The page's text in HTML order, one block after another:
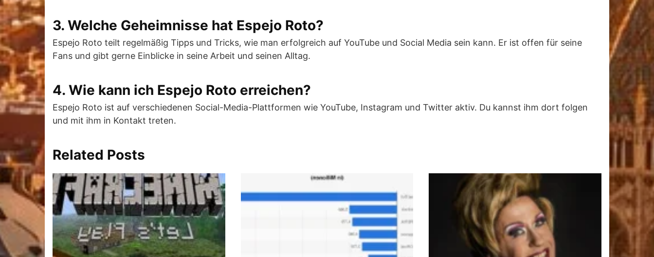
3. Welche Geheimnisse hat Espejo Roto?
Espejo Roto teilt regelmäßig Tipps und Tricks, wie man erfolgreich auf YouTube und Social Media sein kann. Er ist offen für seine
Fans und gibt gerne Einblicke in seine Arbeit und seinen Alltag.
4. Wie kann ich Espejo Roto erreichen?
Espejo Roto ist auf verschiedenen Social-Media-Plattformen wie YouTube, Instagram und Twitter aktiv. Du kannst ihm dort folgen
und mit ihm in Kontakt treten.
Related Posts